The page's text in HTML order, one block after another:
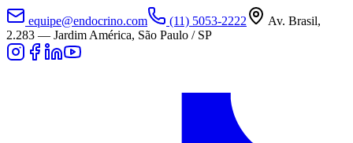
equipe@endocrino.com (11) 5053-2222
Av. Brasil,
2.283 — Jardim América, São Paulo / SP